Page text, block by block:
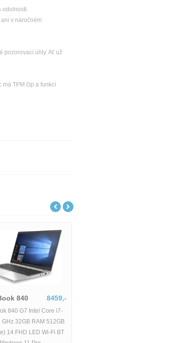
odolnosti.
v náročném
pozorovací úhly. Ať už
TPM čip a funkcí
840 8459,-
840 G7 Intel Core i7-
GHz 32GB RAM 512GB
14 FHD LED Wi-Fi BT